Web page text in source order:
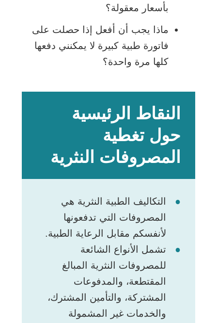
بأسعار معقولة؟
ماذا يجب أن أفعل إذا حصلت على
فاتورة طبية كبيرة لا يمكنني دفعها
كلها مرة واحدة؟
النقاط الرئيسية
حول تغطية
المصروفات النثرية
التكاليف الطبية النثرية هي
المصروفات التي تدفعونها
لأنفسكم مقابل الرعاية الطبية.
تشمل الأنواع الشائعة
للمصروفات النثرية المبالغ
المقتطعة، والمدفوعات
المشتركة، والتأمين المشترك،
والخدمات غير المشمولة